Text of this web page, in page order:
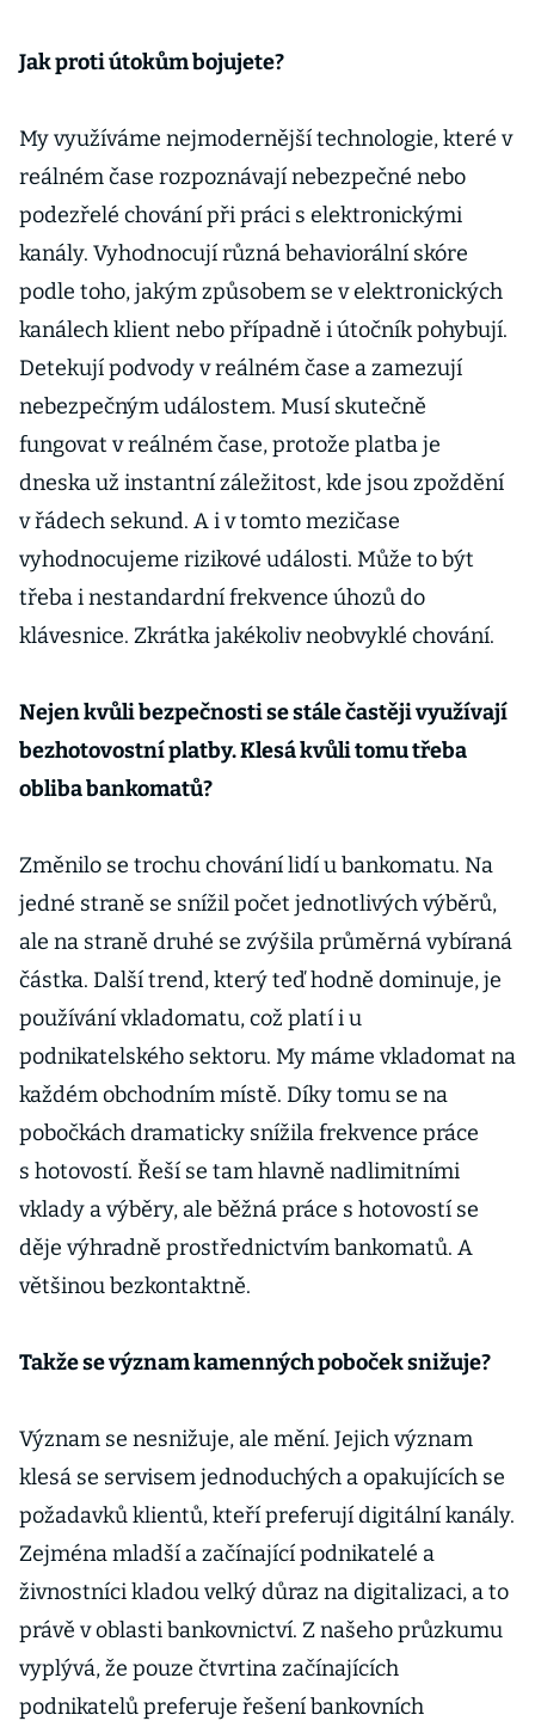
Jak proti útokům bojujete?
My využíváme nejmodernější technologie, které v
reálném čase rozpoznávají nebezpečné nebo
podezřelé chování při práci s elektronickými
kanály. Vyhodnocují různá behaviorální skóre
podle toho, jakým způsobem se v elektronických
kanálech klient nebo případně i útočník pohybují.
Detekují podvody v reálném čase a zamezují
nebezpečným událostem. Musí skutečně
fungovat v reálném čase, protože platba je
dneska už instantní záležitost, kde jsou zpoždění
v řádech sekund. A i v tomto mezičase
vyhodnocujeme rizikové události. Může to být
třeba i nestandardní frekvence úhozů do
klávesnice. Zkrátka jakékoliv neobvyklé chování.
Nejen kvůli bezpečnosti se stále častěji využívají
bezhotovostní platby. Klesá kvůli tomu třeba
obliba bankomatů?
Změnilo se trochu chování lidí u bankomatu. Na
jedné straně se snížil počet jednotlivých výběrů,
ale na straně druhé se zvýšila průměrná vybíraná
částka. Další trend, který teď hodně dominuje, je
používání vkladomatu, což platí i u
podnikatelského sektoru. My máme vkladomat na
každém obchodním místě. Díky tomu se na
pobočkách dramaticky snížila frekvence práce
s hotovostí. Řeší se tam hlavně nadlimitními
vklady a výběry, ale běžná práce s hotovostí se
děje výhradně prostřednictvím bankomatů. A
většinou bezkontaktně.
Takže se význam kamenných poboček snižuje?
Význam se nesnižuje, ale mění. Jejich význam
klesá se servisem jednoduchých a opakujících se
požadavků klientů, kteří preferují digitální kanály.
Zejména mladší a začínající podnikatelé a
živnostníci kladou velký důraz na digitalizaci, a to
právě v oblasti bankovnictví. Z našeho průzkumu
vyplývá, že pouze čtvrtina začínajících
podnikatelů preferuje řešení bankovních